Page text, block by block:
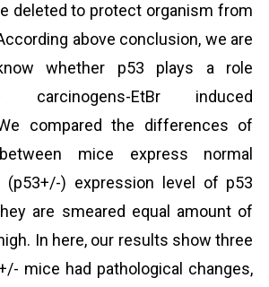
deleted to protect organism from
above conclusion, we are
whether p53 plays a role
EtBr induced
compared the differences of
mice express normal
(p53+/-) expression level of p53
are smeared equal amount of
In here, our results show three
mice had pathological changes,